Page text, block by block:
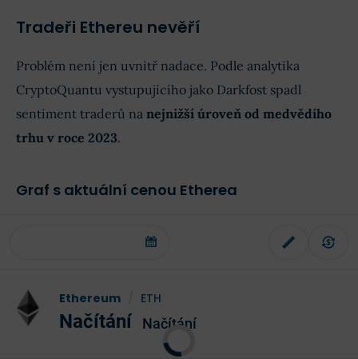
Tradeři Ethereu nevěří
Problém není jen uvnitř nadace. Podle analytika
CryptoQuantu vystupujícího jako Darkfost spadl
sentiment traderů na nejnižší úroveň od medvědího
trhu v roce 2023.
Graf s aktuální cenou Etherea
Ethereum ETH
Načítání Načítání